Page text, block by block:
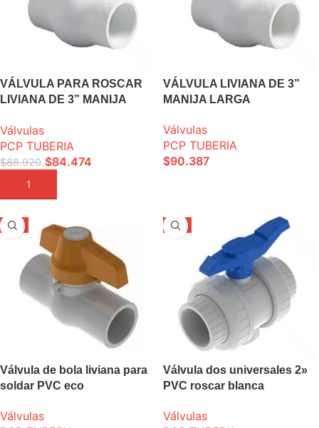
VÁLVULA PARA ROSCAR
LIVIANA DE 3” MANIJA
Válvulas
PCP TUBERIA
$88.920 $84.474
AÑADIR A LA CESTA
VÁLVULA LIVIANA DE 3”
MANIJA LARGA
Válvulas
PCP TUBERIA
$90.387
-5%
Válvula de bola liviana para
soldar PVC eco
Válvulas
-5%
Válvula dos universales 2»
PVC roscar blanca
Válvulas